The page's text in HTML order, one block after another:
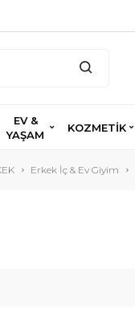
EV &
YAŞAM
KOZMETİK
Erkek İç & Ev Giyim